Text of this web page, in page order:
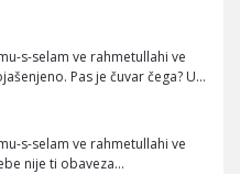
s-selam ve rahmetullahi ve
Pas je čuvar čega? U…
s-selam ve rahmetullahi ve
nije ti obaveza…